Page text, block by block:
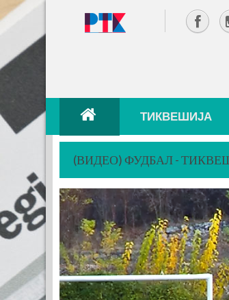
ТИКВЕШИЈА
(ВИДЕО) ФУДБАЛ -